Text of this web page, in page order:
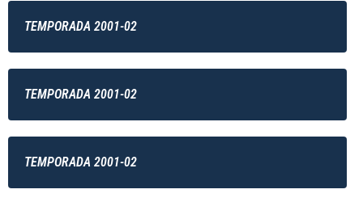
TEMPORADA 2001-02
TEMPORADA 2001-02
TEMPORADA 2001-02